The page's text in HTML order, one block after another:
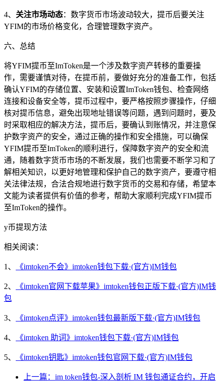
4、 关注市场动态：数字货币市场波动较大，提币后要关注
YFIM的市场价格变化，合理管理数字资产。
六、总结
将YFIM提币至ImToken是一个涉及数字资产转移的重要操
作，需要谨慎对待，在提币前，要做好充分的准备工作，包括
确认YFIM的存储位置、安装和设置ImToken钱包、检查网络
连接和设备安全等，提币过程中，要严格按照步骤操作，仔细
核对提币信息，避免出现地址错误等问题，遇到问题时，要及
时采取相应的解决方法，提币后，要确认到账情况，并注意保
护数字资产的安全，通过正确的操作和安全措施，可以确保
YFIM提币至ImToken的顺利进行，保障数字资产的安全和流
通，随着数字货币市场的不断发展，我们也需要不断学习和了
解相关知识，以更好地管理和保护自己的数字资产，要遵守相
关法律法规，合法合规地进行数字货币的交易和存储，希望本
文能为读者提供有价值的参考，帮助大家顺利完成YFIM提币
至ImToken的操作。
y币提现方法
相关阅读：
1、 《imtoken不会》imtoken钱包下载·(官方)IM钱包
2、
《imtoken官网下载苹果》imtoken钱包正版下载·(官方)IM钱
包
3、 《imtoken点评》imtoken钱包最新版下载·(官方)IM钱包
4、 《imtoken 助词》imtoken钱包下载·(官方)IM钱包
5、 《imtoken钥匙》imtoken钱包官网下载·(官方)IM钱包
上一篇：im token钱包-深入剖析 IM 钱包通证合约，开启